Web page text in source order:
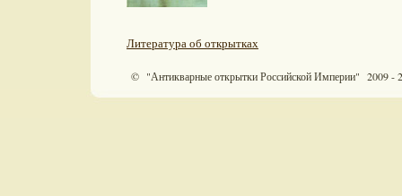
Литература об открытках
© "Антикварные открытки Российской Империи" 2009 -